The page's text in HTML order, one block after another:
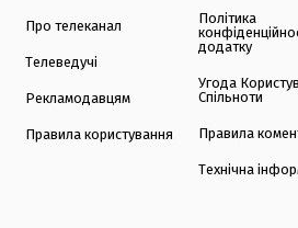
Про телеканал
Телеведучі
Рекламодавцям
Правила користування
Політика
додатку
Угода
Спільноти
Правила
Технічна